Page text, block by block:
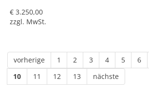
€ 3.250,00
zzgl. MwSt.
vorherige 1 2 3 4 5 6
10
11 12 13 nächste